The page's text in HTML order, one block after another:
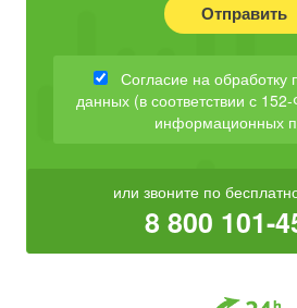
Отправить
Согласие на обработку
данных (в соответствии с
информационных
или звоните по
8 800 101-